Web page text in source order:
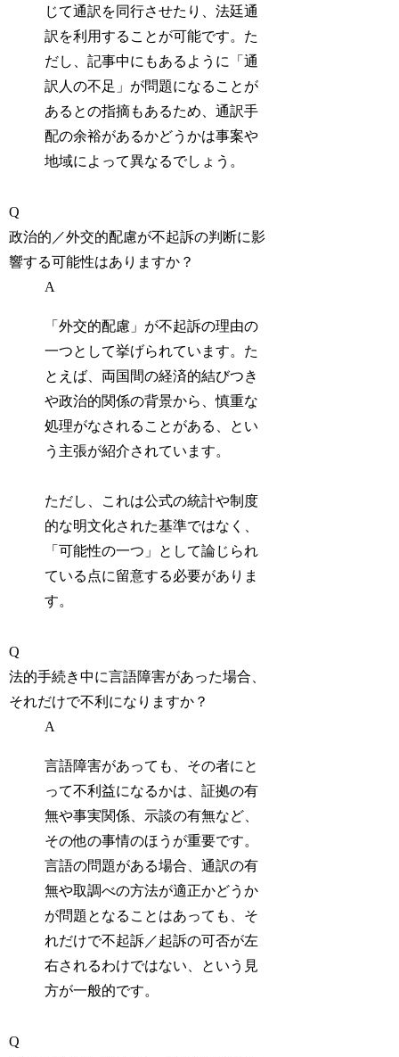
じて通訳を同行させたり、法廷通
訳を利用することが可能です。た
だし、記事中にもあるように「通
訳人の不足 」が問題になることが
あるとの指摘もあるため、通訳手
配の余裕があるかどうかは事案や
地域によって異なるでしょう。
Q
政治的／外交的配慮が不起訴の判断に影
響する可能性はありますか？
A
「外交的配慮」が不起訴の理由の
一つとして挙げられています。た
とえば、両国間の経済的結びつき
や政治的関係の背景から、慎重な
処理がなされることがある、とい
う主張が紹介されています。
ただし、これは公式の統計や制度
的な明文化された基準ではなく、
「可能性の一つ」として論じられ
ている点に留意する必要がありま
す。
Q
法的手続き中に言語障害があった場合、
それだけで不利になりますか？
A
言語障害があっても、その者にと
って不利益になるかは、証拠の有
無や事実関係、示談の有無など、
その他の事情のほうが重要です。
言語の問題がある場合、通訳の有
無や取調べの方法が適正かどうか
が問題となることはあっても、そ
れだけで不起訴／起訴の可否が左
右されるわけではない、という見
方が一般的です。
Q